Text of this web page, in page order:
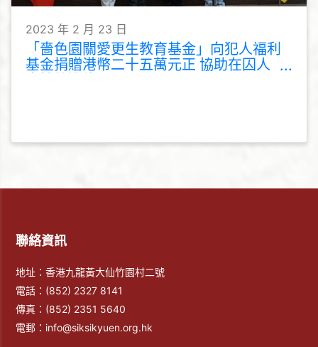
2023 年 2 月 23 日
「嗇色園關愛更生教育基金」向犯人福利
基金捐贈港幣二十五萬元正 協助在囚人
聯絡資訊
地址：香港九龍黃大仙竹園村二號
電話： (852) 2327 8141
傳真： (852) 2351 5640
電郵： info@siksikyuen.org.hk